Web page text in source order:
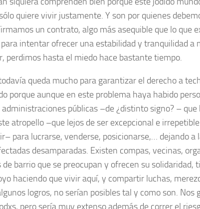
quiere vivir justamente. Y son por quienes
un contrato, algo más asequible que lo que
intentar ofrecer una estabilidad y tranquilidad a
perdimos hasta el miedo hace bastante tiempo.
queda mucho para garantizar el derecho a
porque aunque en este problema haya habido
públicas –de ¿distinto signo? – que
atropello –que lejos de ser excepcional e
para lucrarse, venderse, posicionarse,… dejando a
desamparadas. Existen compas, vecinas,
de barrio que se preocupan y ofrecen su solidaridad,
haciendo que vivir aquí, y compartir luchas,
logros, no serían posibles tal y como son. Nos
pero sería muy extenso además de correr el